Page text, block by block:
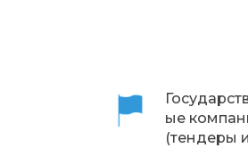
ые
(тендеры и